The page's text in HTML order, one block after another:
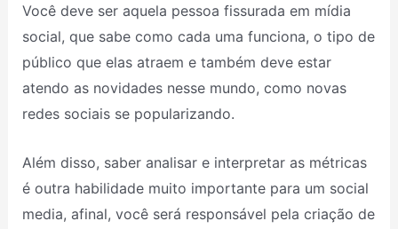
Você deve ser aquela pessoa fissurada em mídia
social, que sabe como cada uma funciona, o tipo de
público que elas atraem e também deve estar
atendo as novidades nesse mundo, como novas
redes sociais se popularizando.
Além disso, saber analisar e interpretar as métricas
é outra habilidade muito importante para um social
media, afinal, você será responsável pela criação de